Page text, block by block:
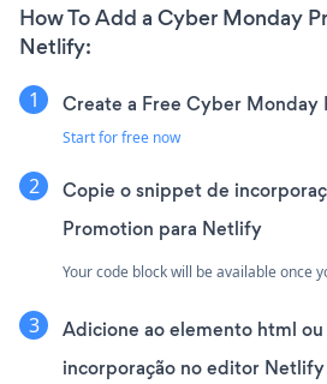
How To Add a Cyber Monday
Netlify:
Create a Free Cyber Monday
Start for free now
Copie o snippet de
Promotion para Netlify
Your code block will be available once
Adicione ao elemento html
incorporação no editor Netlify